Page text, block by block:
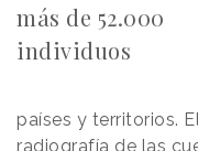
más de 52.000
individuos
países y territorios.
radiografía de las